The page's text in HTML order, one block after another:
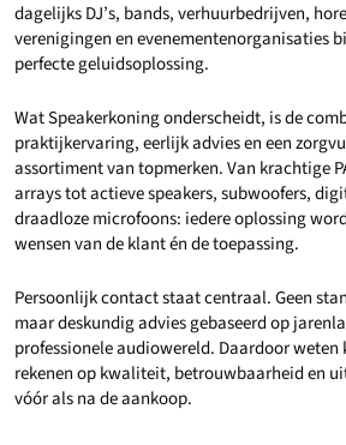
dagelijks DJ’s, bands, verhuurbedrijven,
verenigingen en evenementenorganisaties
perfecte geluidsoplossing.
Wat Speakerkoning onderscheidt, is de
praktijkervaring, eerlijk advies en een
assortiment van topmerken. Van krachtige
arrays tot actieve speakers, subwoofers,
draadloze microfoons: iedere oplossing
wensen van de klant én de toepassing.
Persoonlijk contact staat centraal. Geen
maar deskundig advies gebaseerd op
professionele audiowereld. Daardoor weten
rekenen op kwaliteit, betrouwbaarheid en
vóór als na de aankoop.